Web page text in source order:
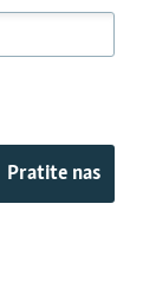
Pratite nas